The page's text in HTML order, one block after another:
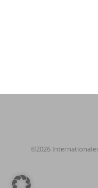
©2026